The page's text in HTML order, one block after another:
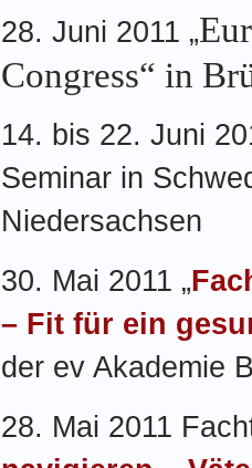
28. Juni 2011 „
Congress“ in
14. bis 22. Juni
Seminar in
Niedersachsen
30. Mai 2011 „
– Fit für ein
der ev Akademie
28. Mai 2011